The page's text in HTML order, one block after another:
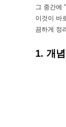
그 중간에
이것이 바
끔하게 정
1. 개